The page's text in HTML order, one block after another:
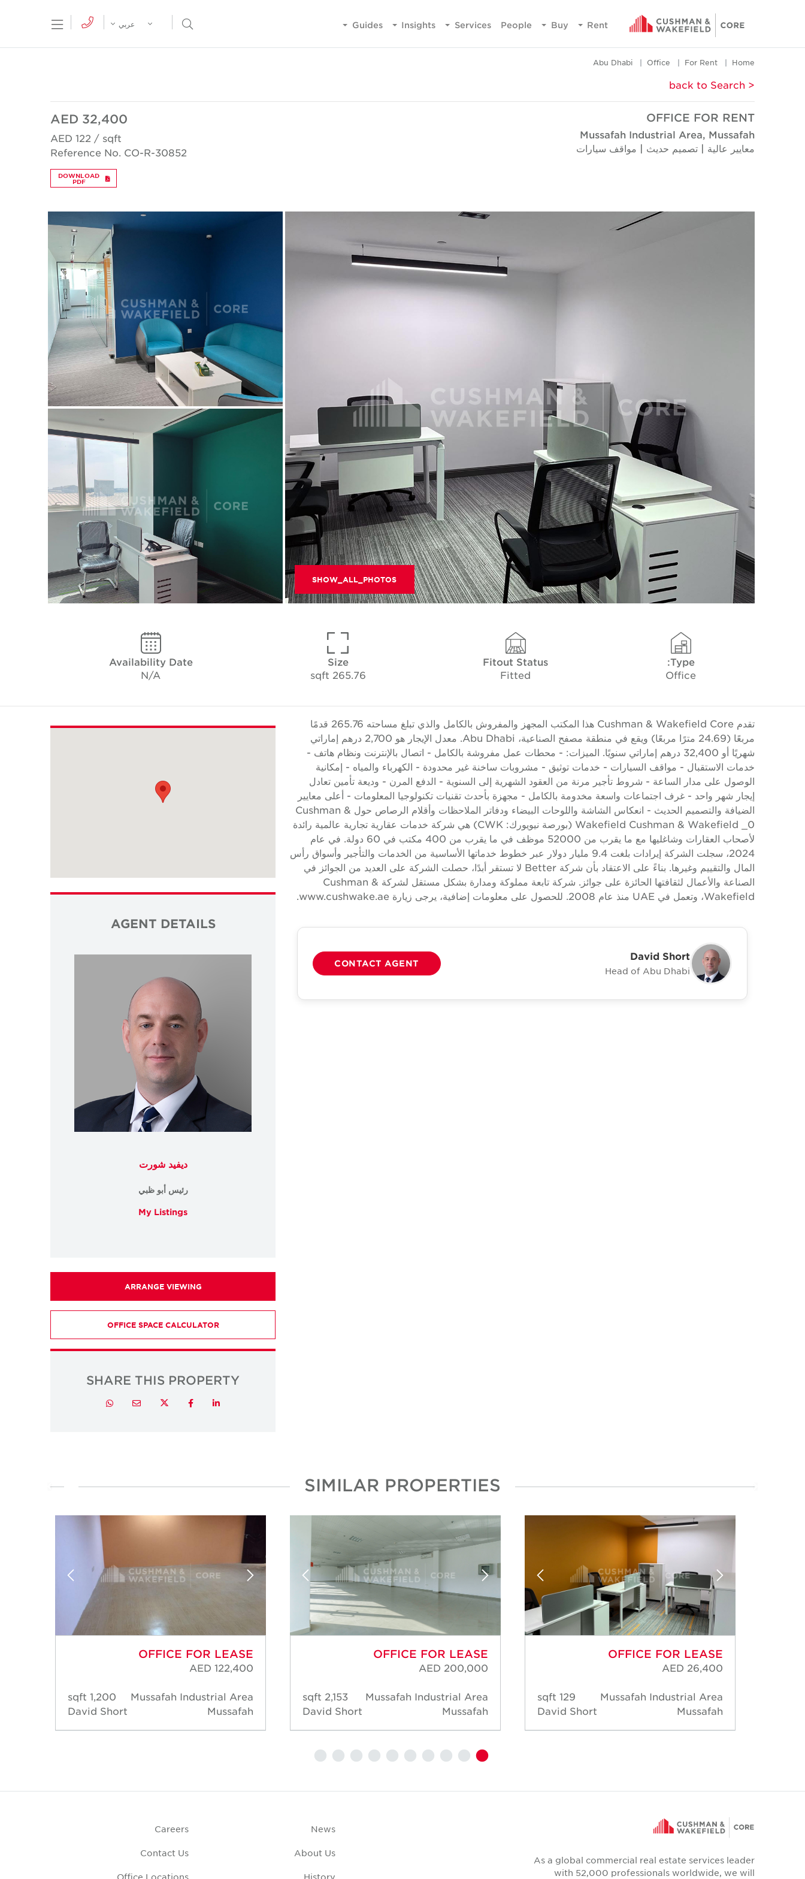
Rent
Buy
People
Services
Insights
Guides
Menu Open Search Menu
عربي
Home
For Rent
Office
Abu Dhabi
< back to Search
OFFICE FOR RENT
Mussafah Industrial Area, Mussafah
معايير عالية | تصميم حديث | مواقف سيارات
AED 32,400
AED 122 / sqft
Reference No. CO-R-30852
DOWNLOAD
PDF
SHOW_ALL_PHOTOS
Type:
Office
Fitout Status
Fitted
Size
265.76 sqft
Availability Date
N/A
تقدم Cushman & Wakefield Core هذا المكتب المجهز والمفروش بالكامل والذي تبلغ مساحته 265.76 قدمًا
مربعًا (24.69 مترًا مربعًا) ويقع في منطقة مصفح الصناعية، Abu Dhabi. معدل الإيجار هو 2,700 درهم إماراتي
شهريًا أو 32,400 درهم إماراتي سنويًا. الميزات: - محطات عمل مفروشة بالكامل - اتصال بالإنترنت ونظام هاتف -
خدمات الاستقبال - مواقف السيارات - خدمات توثيق - مشروبات ساخنة غير محدودة - الكهرباء والمياه - إمكانية
الوصول على مدار الساعة - شروط تأجير مرنة من العقود الشهرية إلى السنوية - الدفع المرن - وديعة تأمين تعادل
إيجار شهر واحد - غرف اجتماعات واسعة مخدومة بالكامل - مجهزة بأحدث تقنيات تكنولوجيا المعلومات - أعلى معايير
الضيافة والتصميم الحديث - انعكاس الشاشة واللوحات البيضاء ودفاتر الملاحظات وأقلام الرصاص حول Cushman &
Wakefield Cushman & Wakefield _0 (بورصة نيويورك: CWK) هي شركة خدمات عقارية تجارية عالمية رائدة
لأصحاب العقارات وشاغليها مع ما يقرب من 52000 موظف في ما يقرب من 400 مكتب في 60 دولة. في عام
2024، سجلت الشركة إيرادات بلغت 9.4 مليار دولار عبر خطوط خدماتها الأساسية من الخدمات والتأجير وأسواق رأس
المال والتقييم وغيرها. بناءً على الاعتقاد بأن شركة Better لا تستقر أبدًا، حصلت الشركة على العديد من الجوائز في
الصناعة والأعمال لثقافتها الحائزة على جوائز. شركة تابعة مملوكة ومدارة بشكل مستقل لشركة Cushman &
Wakefield، وتعمل في UAE منذ عام 2008. للحصول على معلومات إضافية، يرجى زيارة www.cushwake.ae.
David Short
Head of Abu Dhabi
CONTACT AGENT
AGENT DETAILS
ديفيد شورت
رئيس أبو ظبي
My Listings
ARRANGE VIEWING
OFFICE SPACE CALCULATOR
SHARE THIS PROPERTY
LinkedIn
Facebook
Twitter
Email
Whatsapp
SIMILAR PROPERTIES
OFFICE FOR LEASE
AED 26,400
Mussafah Industrial Area
Mussafah
129 sqft
David Short
OFFICE FOR LEASE
AED 200,000
Mussafah Industrial Area
Mussafah
2,153 sqft
David Short
OFFICE FOR LEASE
AED 122,400
Mussafah Industrial Area
Mussafah
1,200 sqft
David Short
As a global commercial real estate services leader
with 52,000 professionals worldwide, we will
News
About Us
History
Careers
Contact Us
Office Locations